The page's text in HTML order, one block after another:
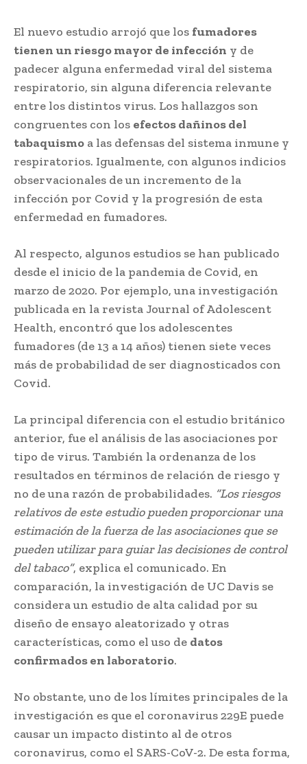
El nuevo estudio arrojó que los fumadores
tienen un riesgo mayor de infección y de
padecer alguna enfermedad viral del sistema
respiratorio, sin alguna diferencia relevante
entre los distintos virus. Los hallazgos son
congruentes con los efectos dañinos del
tabaquismo a las defensas del sistema inmune y
respiratorios. Igualmente, con algunos indicios
observacionales de un incremento de la
infección por Covid y la progresión de esta
enfermedad en fumadores.
Al respecto, algunos estudios se han publicado
desde el inicio de la pandemia de Covid, en
marzo de 2020. Por ejemplo, una investigación
publicada en la revista Journal of Adolescent
Health, encontró que los adolescentes
fumadores (de 13 a 14 años) tienen siete veces
más de probabilidad de ser diagnosticados con
Covid.
La principal diferencia con el estudio británico
anterior, fue el análisis de las asociaciones por
tipo de virus. También la ordenanza de los
resultados en términos de relación de riesgo y
no de una razón de probabilidades. “Los riesgos
relativos de este estudio pueden proporcionar una
estimación de la fuerza de las asociaciones que se
pueden utilizar para guiar las decisiones de control
del tabaco”, explica el comunicado. En
comparación, la investigación de UC Davis se
considera un estudio de alta calidad por su
diseño de ensayo aleatorizado y otras
características, como el uso de datos
confirmados en laboratorio.
No obstante, uno de los límites principales de la
investigación es que el coronavirus 229E puede
causar un impacto distinto al de otros
coronavirus, como el SARS-CoV-2. De esta forma,